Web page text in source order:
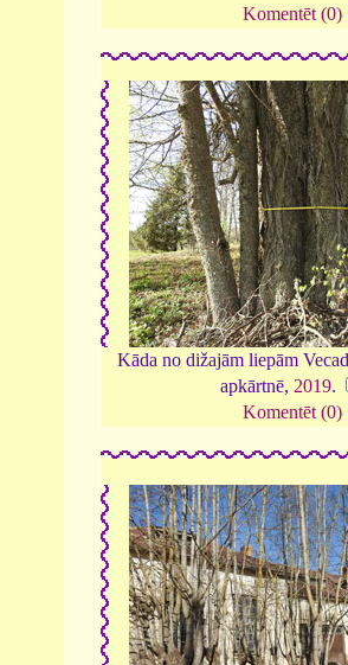
Komentēt (0)
Kāda no dižajām liepām
apkārtnē, 2019.
Komentēt (0)